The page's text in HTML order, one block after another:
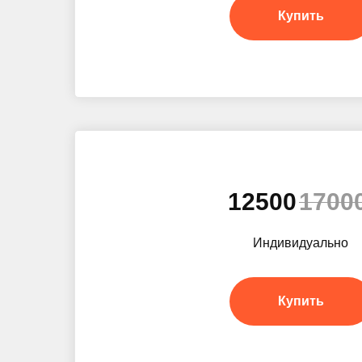
Купить
12500
Индивидуально
Купить